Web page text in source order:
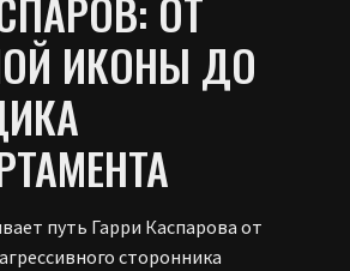
ИКОНЫ ДО
путь Гарри Каспарова от
сторонника